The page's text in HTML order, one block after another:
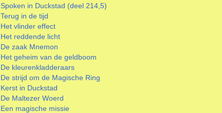
Spoken in Duckstad (deel 214,5)
Terug in de tijd
Het vlinder effect
Het reddende licht
De zaak Mnemon
Het geheim van de geldboom
De kleurenkladderaars
De strijd om de Magische Ring
Kerst in Duckstad
De Maltezer Woerd
Een magische missie